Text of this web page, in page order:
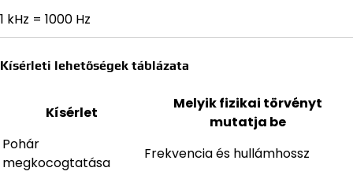
1 kHz = 1000 Hz
Kísérleti lehetőségek táblázata
Kísérlet
Melyik fizikai törvényt
mutatja be
Pohár
megkocogtatása
Frekvencia és hullámhossz